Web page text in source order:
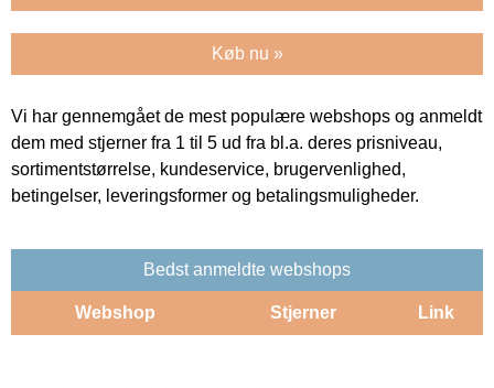
Køb nu »
Vi har gennemgået de mest populære webshops og anmeldt
dem med stjerner fra 1 til 5 ud fra bl.a. deres prisniveau,
sortimentstørrelse, kundeservice, brugervenlighed,
betingelser, leveringsformer og betalingsmuligheder.
Bedst anmeldte webshops
Webshop Stjerner Link